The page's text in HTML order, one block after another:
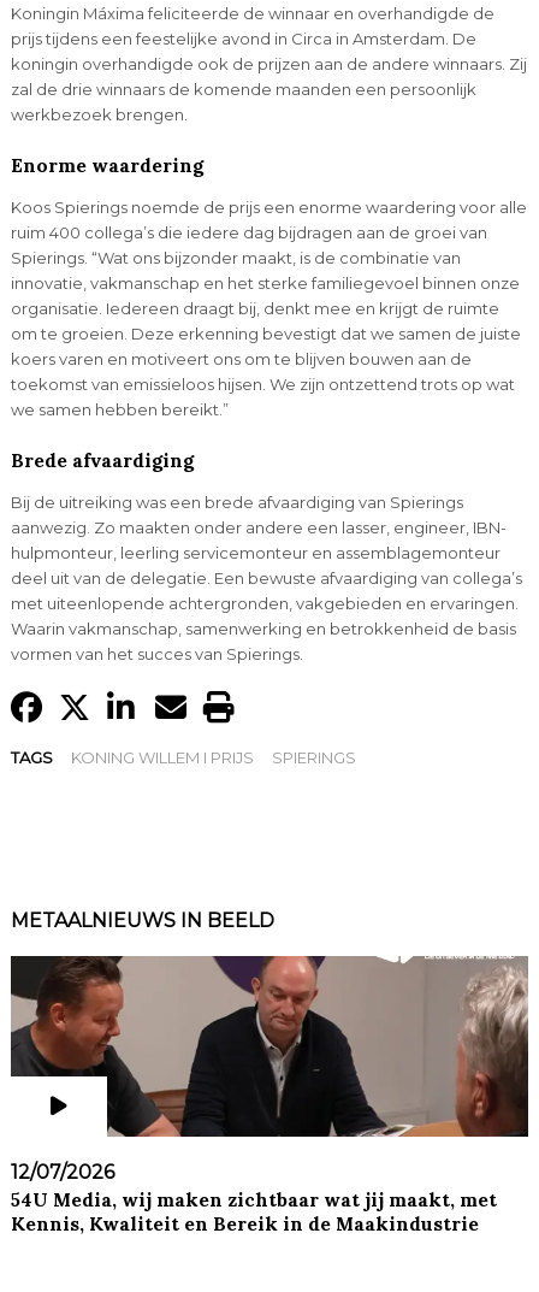
Koningin Máxima feliciteerde de winnaar en overhandigde de
prijs tijdens een feestelijke avond in Circa in Amsterdam. De
koningin overhandigde ook de prijzen aan de andere winnaars. Zij
zal de drie winnaars de komende maanden een persoonlijk
werkbezoek brengen.
Enorme waardering
Koos Spierings noemde de prijs een enorme waardering voor alle
ruim 400 collega’s die iedere dag bijdragen aan de groei van
Spierings. “Wat ons bijzonder maakt, is de combinatie van
innovatie, vakmanschap en het sterke familiegevoel binnen onze
organisatie. Iedereen draagt bij, denkt mee en krijgt de ruimte
om te groeien. Deze erkenning bevestigt dat we samen de juiste
koers varen en motiveert ons om te blijven bouwen aan de
toekomst van emissieloos hijsen. We zijn ontzettend trots op wat
we samen hebben bereikt.”
Brede afvaardiging
Bij de uitreiking was een brede afvaardiging van Spierings
aanwezig. Zo maakten onder andere een lasser, engineer, IBN-
hulpmonteur, leerling servicemonteur en assemblagemonteur
deel uit van de delegatie. Een bewuste afvaardiging van collega’s
met uiteenlopende achtergronden, vakgebieden en ervaringen.
Waarin vakmanschap, samenwerking en betrokkenheid de basis
vormen van het succes van Spierings.
TAGS KONING WILLEM I PRIJS SPIERINGS
METAALNIEUWS IN BEELD
12/07/2026
54U Media, wij maken zichtbaar wat jij maakt, met
Kennis, Kwaliteit en Bereik in de Maakindustrie